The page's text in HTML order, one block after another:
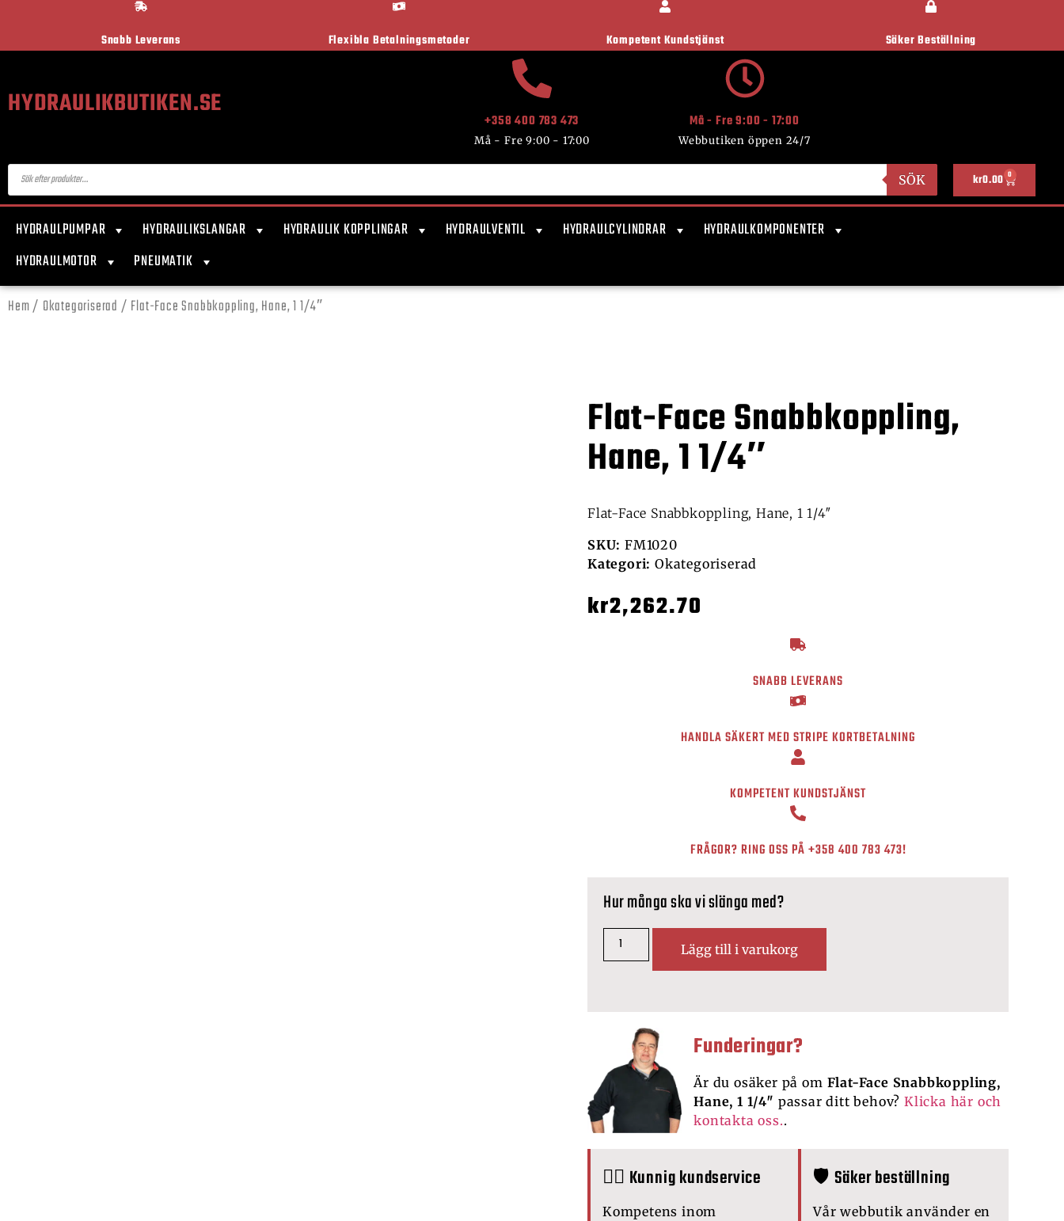
Snabb Leverans Flexibla Betalningsmetoder Kompetent Kundstjänst Säker Beställning
HYDRAULIKBUTIKEN.SE +358 400 783 473
Må - Fre 9:00 - 17:00
Må - Fre 9:00 - 17:00
Webbutiken öppen 24/7
SÖK kr0.00 0
HYDRAULPUMPAR HYDRAULIKSLANGAR HYDRAULIK KOPPLINGAR HYDRAULVENTIL HYDRAULCYLINDRAR
HYDRAULKOMPONENTER
HYDRAULMOTOR
PNEUMATIK
Hem/ Okategoriserad / Flat-Face Snabbkoppling, Hane, 1 1/4″
Flat-Face Snabbkoppling,
Hane, 1 1/4″
Flat-Face Snabbkoppling, Hane, 1 1/4″
SKU: FM1020
Kategori: Okategoriserad
kr2,262.70
SNABB LEVERANS
HANDLA SÄKERT MED STRIPE KORTBETALNING
KOMPETENT KUNDSTJÄNST
FRÅGOR? RING OSS PÅ+358 400 783 473!
Hur många ska vi slänga med?
Lägg till i varukorg
Funderingar?
Är du osäker på om Flat-Face Snabbkoppling,
Hane, 1 1/4″ passar ditt behov? Klicka här och
kontakta oss..
🙋‍♂️ Kunnig kundservice
Kompetens inom
🛡️ Säker beställning
Vår webbutik använder en